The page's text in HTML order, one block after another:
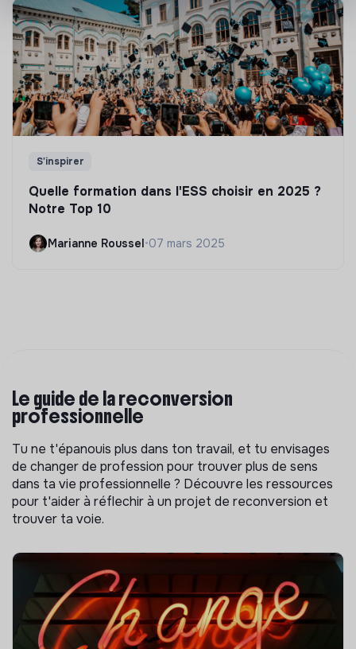
S'inspirer
Quelle formation dans l'ESS choisir en 2025 ?
Notre Top 10
Marianne Roussel•07 mars 2025
Le guide de la reconversion
professionnelle
Tu ne t'épanouis plus dans ton travail, et tu envisages
de changer de profession pour trouver plus de sens
dans ta vie professionnelle ? Découvre les ressources
pour t'aider à réflechir à un projet de reconversion et
trouver ta voie.